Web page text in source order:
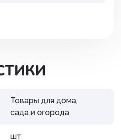
Товары для дома,
сада и огорода
шт